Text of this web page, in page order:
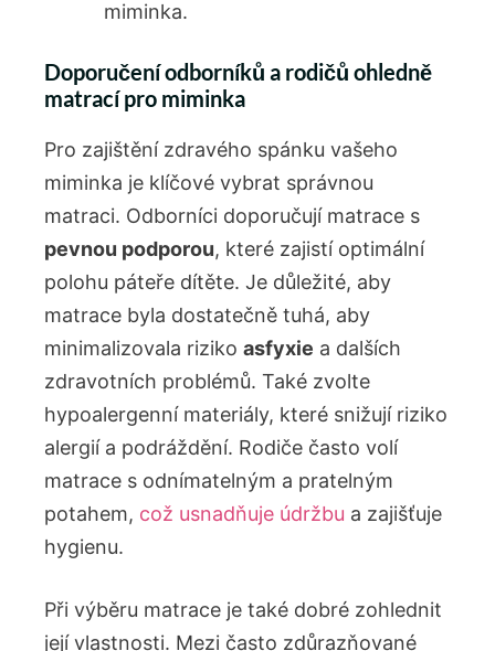
miminka.
Doporučení odborníků a rodičů ohledně
matrací pro miminka
Pro zajištění zdravého ‍spánku vašeho
miminka je klíčové vybrat správnou
matraci. Odborníci ‍doporučují matrace s
pevnou ​podporou, které zajistí optimální
polohu ⁢páteře dítěte. Je důležité, aby
matrace byla dostatečně tuhá, aby
minimalizovala riziko asfyxie a dalších
zdravotních problémů. Také zvolte
hypoalergenní ⁤materiály,⁣ které snižují riziko
alergií⁤ a podráždění. Rodiče často volí
matrace s ‍odnímatelným a pratelným
potahem, což usnadňuje údržbu a zajišťuje⁣
hygienu.
Při výběru matrace je také dobré zohlednit
její vlastnosti. Mezi často zdůrazňované